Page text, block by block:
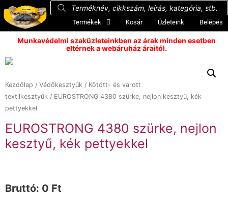
Termékek Kosár Üzleteink Belépés
Munkavédelmi szaküzleteinkben az árak minden esetben
eltérnek a webáruház áraitól.
Kezdőlap / Védőkesztyűk / Kötött- és varott
textilkesztyűk / EUROSTRONG 4380 szürke, nejlon kesztyű, kék
pettyekkel
EUROSTRONG 4380 szürke, nejlon
kesztyű, kék pettyekkel
Bruttó: 0 Ft